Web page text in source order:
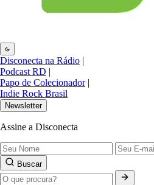
Disconecta na Rádio |
Podcast RD |
Papo de Colecionador |
Indie Rock Brasil
Newsletter
Assine a Disconecta
Buscar